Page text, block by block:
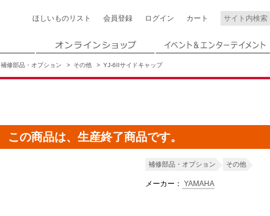
ほしいもの リスト 会員登録 ログイン カート
補修部品・オプション その他 YJ-6IIサイドキャップ
この商品は、生産終了商品です。
補修部品・オプション その他
メーカー： YAMAHA